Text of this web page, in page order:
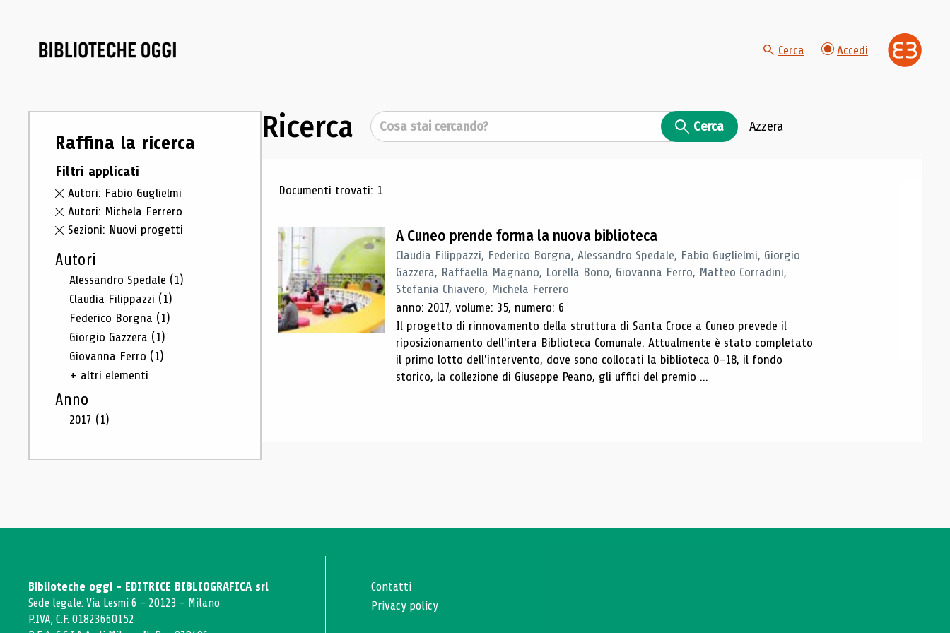
Cerca Accedi
Raffina la ricerca
Filtri applicati
Autori: Fabio Guglielmi
Autori: Michela Ferrero
Sezioni: Nuovi progetti
Autori
Alessandro Spedale (1)
Claudia Filippazzi (1)
Federico Borgna (1)
Giorgio Gazzera (1)
Giovanna Ferro (1)
+ altri elementi
Anno
2017 (1)
Ricerca Cerca Cerca Azzera
Risultati di ricerca
Documenti trovati: 1
A Cuneo prende forma la nuova biblioteca
Claudia Filippazzi, Federico Borgna, Alessandro Spedale, Fabio Guglielmi, Giorgio
Gazzera, Raffaella Magnano, Lorella Bono, Giovanna Ferro, Matteo Corradini,
Stefania Chiavero, Michela Ferrero
anno: 2017, volume: 35, numero: 6
Il progetto di rinnovamento della struttura di Santa Croce a Cuneo prevede il
riposizionamento dell'intera Biblioteca Comunale. Attualmente è stato completato
il primo lotto dell'intervento, dove sono collocati la biblioteca 0-18, il fondo
storico, la collezione di Giuseppe Peano, gli uffici del premio ...
Biblioteche oggi - EDITRICE BIBLIOGRAFICA srl
Sede legale: Via Lesmi 6 - 20123 - Milano
P.IVA, C.F. 01823660152
Contatti
Privacy policy